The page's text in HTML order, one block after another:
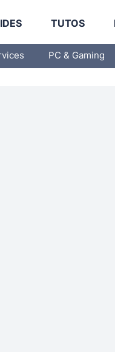
TUTOS
PC & Gaming